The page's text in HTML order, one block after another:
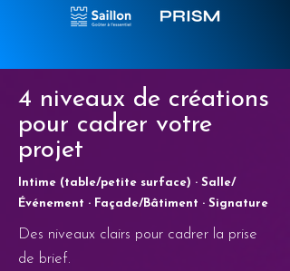
4 niveaux de créations
pour cadrer votre
projet
Intime (table/petite surface) · Salle/
Événement · Façade/Bâtiment · Signature
Des niveaux clairs pour cadrer la prise
de brief.